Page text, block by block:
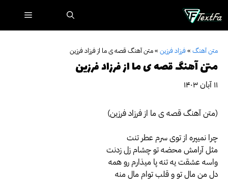
محتوا
فهرست
متن آهنگ »فرزاد فرزین »متن آهنگ قصه ی ما از فرزاد فرزین
متن آهنگ قصه ی ما از فرزاد فرزین
۱۱ آبان ۱۴۰۳
(متن آهنگ قصه ی ما از فرزاد فرزین)
چرا نمیپره از توی سرم عطر تنت
مثل آرامش محضه تو چشام زل زدنت
واسه عشقت یه تنه پا میذارم رو همه
دل من مال تو و قلب توام مال منه